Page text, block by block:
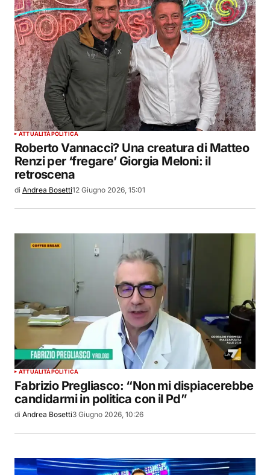
ATTUALITÀPOLITICA
Roberto Vannacci? Una creatura di Matteo
Renzi per ‘fregare’ Giorgia Meloni: il
retroscena
di Andrea Bosetti12 Giugno 2026, 15:01
ATTUALITÀPOLITICA
Fabrizio Pregliasco: “Non mi dispiacerebbe
candidarmi in politica con il Pd”
di Andrea Bosetti3 Giugno 2026, 10:26